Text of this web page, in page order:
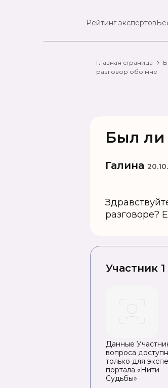
Рейтинг экспертов
Главная страница
разговор обо мне
Был ли
Галина
разговоре?
Участник 1
Данные
вопроса
только для
портала «Нити
Судьбы»